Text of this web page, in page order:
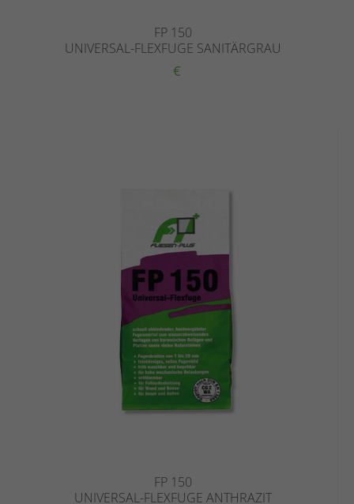
FP 150
UNIVERSAL-FLEXFUGE SANITÄRGRAU
€
FP 150
UNIVERSAL-FLEXFUGE ANTHRAZIT